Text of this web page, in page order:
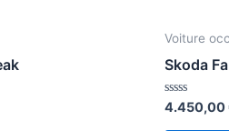
Voiture
Skoda
Avaliação
4.450,00